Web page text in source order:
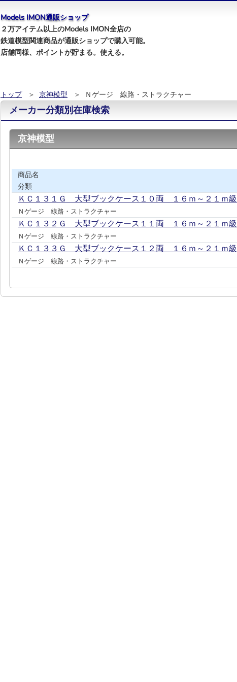
Models IMON通販ショップ
２万アイテム以上のModels IMON全店の
鉄道模型関連商品が通販ショップで購入可能。
店舗同様、ポイントが貯まる。使える。
トップ ＞ 京神模型 ＞ Ｎゲージ 線路・ストラクチャー
メーカー分類別在庫検索
京神模型
商品名
分類
ＫＣ１３１Ｇ 大型ブックケース１０両 １６ｍ～２１ｍ級
Ｎゲージ 線路・ストラクチャー
ＫＣ１３２Ｇ 大型ブックケース１１両 １６ｍ～２１ｍ級
Ｎゲージ 線路・ストラクチャー
ＫＣ１３３Ｇ 大型ブックケース１２両 １６ｍ～２１ｍ級
Ｎゲージ 線路・ストラクチャー